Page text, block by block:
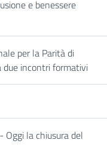
e benessere
per la Parità di
due incontri formativi
Oggi la chiusura del